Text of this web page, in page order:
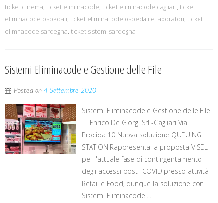
ticket cinema, ticket eliminacode, ticket eliminacode cagliari, ticket
eliminacode ospedali, ticket eliminacode ospedali e laboratori, ticket
elimnacode sardegna, ticket sistemi sardegna
Sistemi Eliminacode e Gestione delle File
Posted on 4 Settembre 2020
Sistemi Eliminacode e Gestione delle File
Enrico De Giorgi Srl -Cagliari Via
Procida 10 Nuova soluzione QUEUING
STATION Rappresenta la proposta VISEL
per l'attuale fase di contingentamento
degli accessi post- COVID presso attività
Retail e Food, dunque la soluzione con
Sistemi Eliminacode ...